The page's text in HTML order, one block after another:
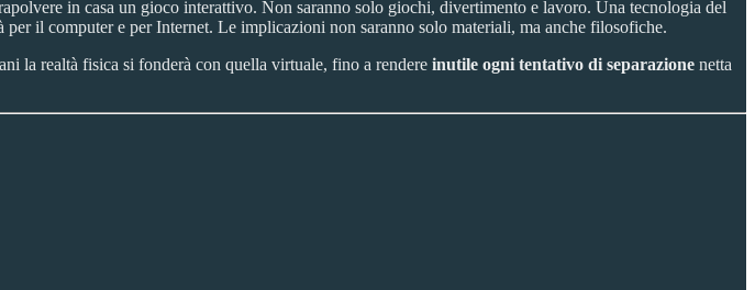
in casa un gioco interattivo. Non saranno solo giochi, divertimento e lavoro. Una tecnologia del
per il computer e per Internet. Le implicazioni non saranno solo materiali, ma anche filosofiche.
la realtà fisica si fonderà con quella virtuale, fino a rendere inutile ogni tentativo di separazione netta